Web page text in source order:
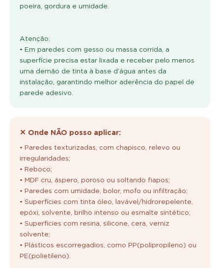
poeira, gordura e umidade.
Atenção:
• Em paredes com gesso ou massa corrida, a
superfície precisa estar lixada e receber pelo menos
uma demão de tinta à base d’água antes da
instalação, garantindo melhor aderência do papel de
parede adesivo.
✕ Onde NÃO posso aplicar:
• Paredes texturizadas, com chapisco, relevo ou
irregularidades;
• Reboco;
• MDF cru, áspero, poroso ou soltando fiapos;
• Paredes com umidade, bolor, mofo ou infiltração;
• Superfícies com tinta óleo, lavável/hidrorepelente,
epóxi, solvente, brilho intenso ou esmalte sintético;
• Superfícies com resina, silicone, cera, verniz
solvente;
• Plásticos escorregadios, como PP(polipropileno) ou
PE(polietileno).